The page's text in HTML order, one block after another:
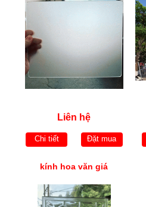
Liên hệ
Chi tiết Đặt mua
kính hoa văn giá